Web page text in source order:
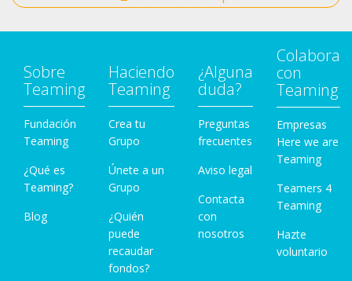
Sobre
Teaming
Fundación
Teaming
¿Qué es
Teaming?
Blog
Haciendo
Teaming
Crea tu
Grupo
Únete a un
Grupo
¿Quién
puede
recaudar
fondos?
¿Alguna
duda?
Preguntas
frecuentes
Aviso legal
Contacta
con
nosotros
Colabora
con
Teaming
Empresas
Here we are
Teaming
Teamers 4
Teaming
Hazte
voluntario